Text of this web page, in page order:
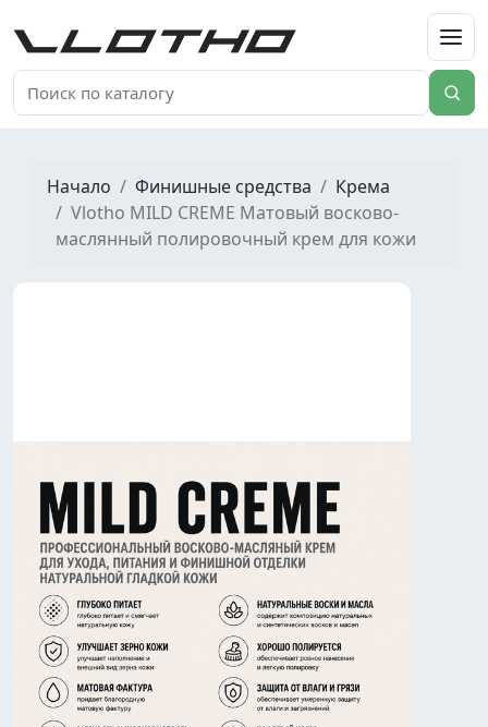
VLOTHO
Начало Финишные средства
Крема
Vlotho MILD CREME Матовый восково-
маслянный полировочный крем для кожи